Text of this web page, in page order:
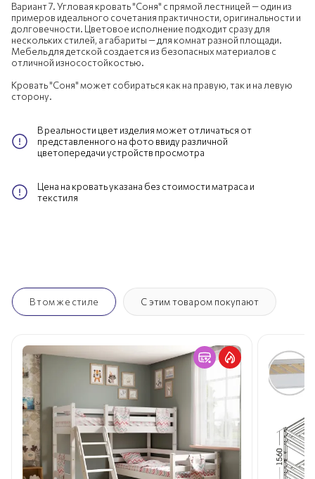
Вариант 7. Угловая кровать "Соня" с прямой лестницей — один из
примеров идеального сочетания практичности, оригинальности и
долговечности. Цветовое исполнение подходит сразу для
нескольких стилей, а габариты — для комнат разной площади.
Мебель для детской создается из безопасных материалов с
отличной износостойкостью.
Кровать "Соня" может собираться как на правую, так и на левую
сторону.
В реальности цвет изделия может отличаться от
представленного на фото ввиду различной
цветопередачи устройств просмотра
Цена на кровать указана без стоимости матраса и
текстиля
В том же стиле С этим товаром покупают